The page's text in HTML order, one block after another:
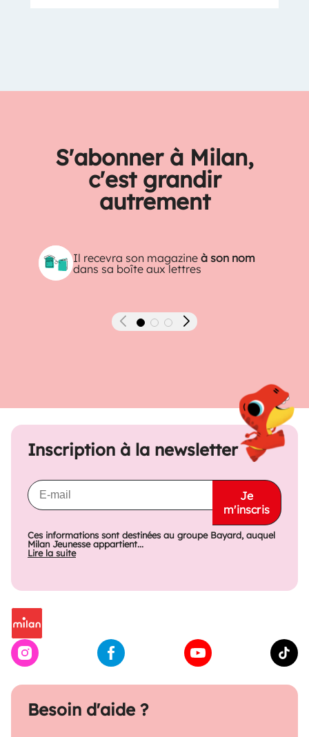
S'abonner à Milan,
c'est grandir
autrement
Il recevra son magazineà son nom
dans sa boîte aux lettres
Précédent Suivant
Besoin d'aide ?
Inscription à la newsletter
Je
m'inscris
Ces informations sont destinées au groupe Bayard, auquel
Milan Jeunesse appartient...
Lire la suite